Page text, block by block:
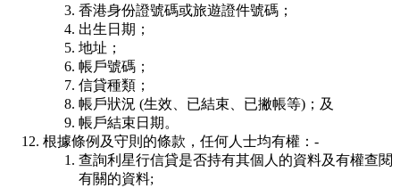
香港身份證號碼或旅遊證件號碼；
出生日期；
地址；
帳戶號碼；
信貸種類；
帳戶狀況 (生效、已結束、已撇帳等)；及
帳戶結束日期。
根據條例及守則的條款，任何人士均有權：-
查詢利星行信貸是否持有其個人的資料及有權查閱
有關的資料;